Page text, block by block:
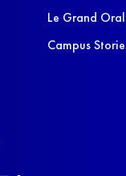
Le Grand Oral
Campus